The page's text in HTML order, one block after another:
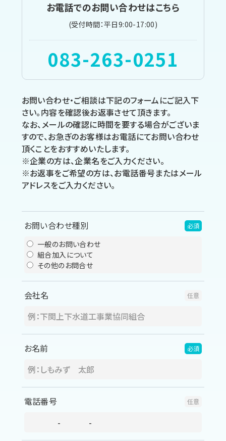
お電話でのお問い合わせはこちら
(受付時間：平日9:00-17:00)
083-263-0251
お問い合わせ・ご相談は下記のフォームにご記入下
さい。内容を確認後お返事させて頂きます。
なお、メールの確認に時間を要する場合がございま
すので、お急ぎのお客様はお電話にてお問い合わせ
頂くことをおすすめいたします。
※企業の方は、企業名をご入力ください。
※お返事をご希望の方は、お電話番号またはメール
アドレスをご入力ください。
お問い合わせ種別
一般のお問い合わせ
組合加入について
その他のお問合せ
会社名
お名前
電話番号
- -